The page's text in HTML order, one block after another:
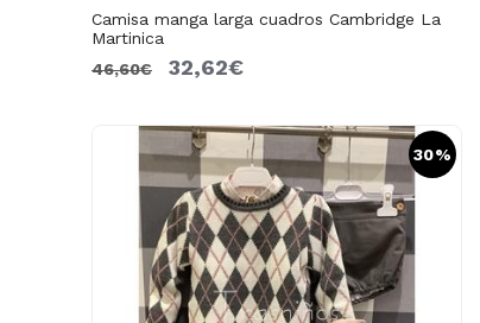
Camisa manga larga cuadros Cambridge La
Martinica
46,60€
32,62€
30%